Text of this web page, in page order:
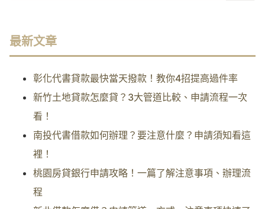
最新文章
彰化代書貸款最快當天撥款！教你4招提高過件率
新竹土地貸款怎麼貸？3大管道比較、申請流程一次
看！
南投代書借款如何辦理？要注意什麼？申請須知看這
裡！
桃園房貸銀行申請攻略！一篇了解注意事項、辦理流
程